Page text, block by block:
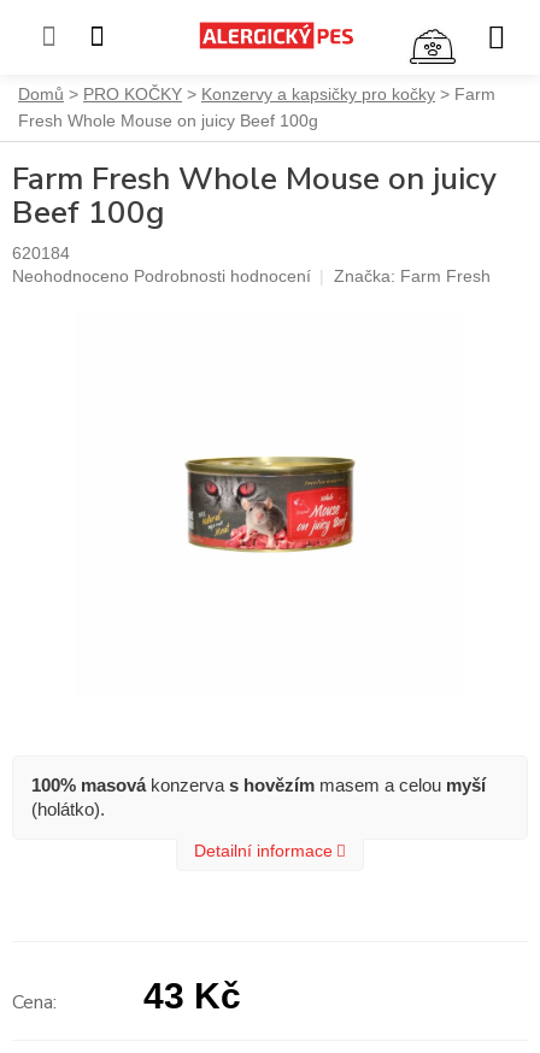
Přejít
obsah
Domů PRO KOČKY Konzervy a kapsičky pro kočky
Farm
Fresh Whole Mouse on juicy Beef 100g
Farm Fresh Whole Mouse on juicy
Beef 100g
620184
Průměrné
Neohodnoceno Podrobnosti hodnocení Značka: Farm Fresh
43 Kč
100% masovákonzervas hovězím masem a celou myší
(holátko).
Detailní informace